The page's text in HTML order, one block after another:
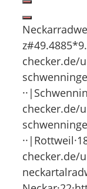
checker.de/
checker.de/
checker.de/